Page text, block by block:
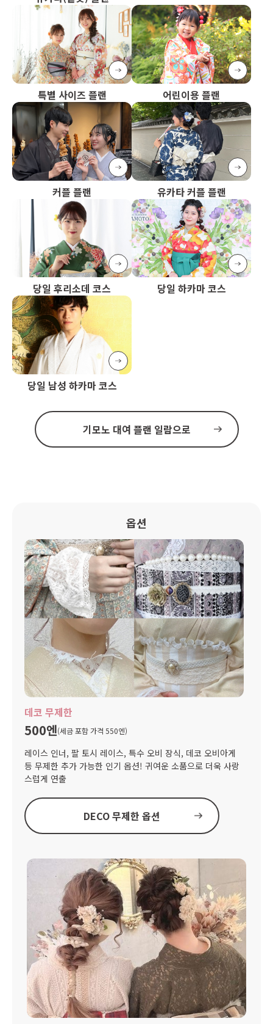
특별 사이즈 플랜 어린이용 플랜
커플 플랜 유카타 커플 플랜
당일 후리소데 코스 당일 하카마 코스
당일 남성 하카마 코스
기모노 대여 플랜 일람으로
옵션
데코 무제한
500엔(세금 포함 가격 550엔)
레이스 인너, 팔 토시 레이스, 특수 오비 장식, 데코 오비아게
등 무제한 추가 가능한 인기 옵션! 귀여운 소품으로 더욱 사랑
스럽게 연출
DECO 무제한 옵션